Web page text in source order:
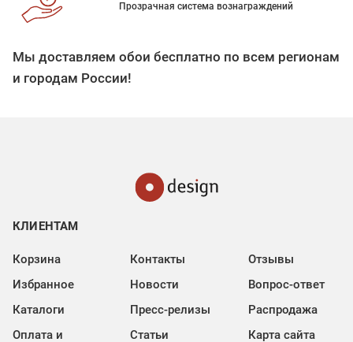
Прозрачная система вознаграждений
Мы доставляем обои бесплатно по всем регионам
и городам России!
КЛИЕНТАМ
Корзина
Избранное
Каталоги
Оплата и
Контакты
Новости
Пресс-релизы
Статьи
Отзывы
Вопрос-ответ
Распродажа
Карта сайта